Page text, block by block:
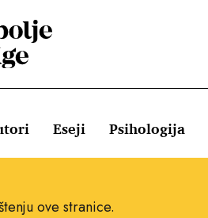
Eseji Psihologija
ove stranice.